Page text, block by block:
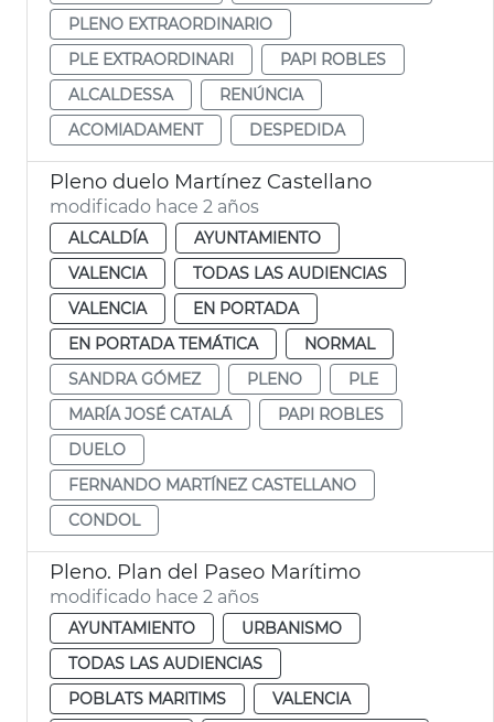
PLENO EXTRAORDINARIO
PLE EXTRAORDINARI
PAPI ROBLES
ALCALDESSA
RENÚNCIA
ACOMIADAMENT
DESPEDIDA
Pleno duelo Martínez Castellano
modificado hace 2 años
ALCALDÍA
AYUNTAMIENTO
VALENCIA
TODAS LAS AUDIENCIAS
VALENCIA
EN PORTADA
EN PORTADA TEMÁTICA
NORMAL
SANDRA GÓMEZ
PLENO
PLE
MARÍA JOSÉ CATALÁ
PAPI ROBLES
DUELO
FERNANDO MARTÍNEZ CASTELLANO
CONDOL
Pleno. Plan del Paseo Marítimo
modificado hace 2 años
AYUNTAMIENTO
URBANISMO
TODAS LAS AUDIENCIAS
POBLATS MARITIMS
VALENCIA